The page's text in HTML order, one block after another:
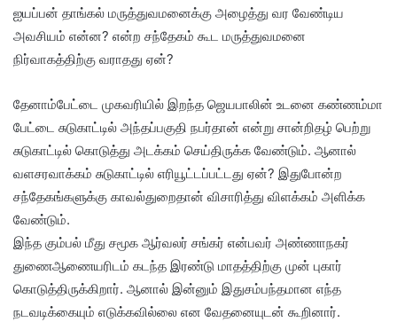
ஐயப்பன் தாங்கல் மருத்துவமனைக்கு அழைத்து வர வேண்டிய
அவசியம் என்ன? என்ற சந்தேகம் கூட மருத்துவமனை
நிர்வாகத்திற்கு வராதது ஏன்?
தேனாம்பேட்டை முகவரியில் இறந்த ஜெயபாலின் உடனை கண்ணம்மா
பேட்டை சுடுகாட்டில் அந்தப்பகுதி நபர்தான் என்று சான்றிதழ் பெற்று
சுடுகாட்டில் கொடுத்து அடக்கம் செய்திருக்க வேண்டும். ஆனால்
வளசரவாக்கம் சுடுகாட்டில் எரியூட்டப்பட்டது ஏன்? இதுபோன்ற
சந்தேகங்களுக்கு காவல்துறைதான் விசாரித்து விளக்கம் அளிக்க
வேண்டும்.
இந்த கும்பல் மீது சமூக ஆர்வலர் சங்கர் என்பவர் அண்ணாநகர்
துணைஆணையரிடம் கடந்த இரண்டு மாதத்திற்கு முன் புகார்
கொடுத்திருக்கிறார். ஆனால் இன்னும் இதுசம்பந்தமான எந்த
நடவடிக்கையும் எடுக்கவில்லை என வேதனையுடன் கூறினார்.